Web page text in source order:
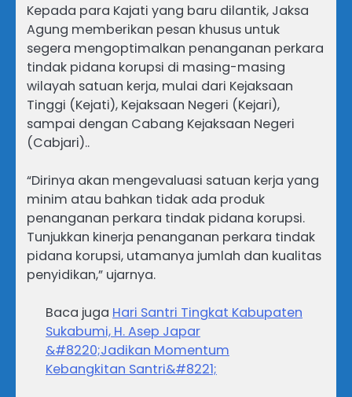
Kepada para Kajati yang baru dilantik, Jaksa
Agung memberikan pesan khusus untuk
segera mengoptimalkan penanganan perkara
tindak pidana korupsi di masing-masing
wilayah satuan kerja, mulai dari Kejaksaan
Tinggi (Kejati), Kejaksaan Negeri (Kejari),
sampai dengan Cabang Kejaksaan Negeri
(Cabjari)..
“Dirinya akan mengevaluasi satuan kerja yang
minim atau bahkan tidak ada produk
penanganan perkara tindak pidana korupsi.
Tunjukkan kinerja penanganan perkara tindak
pidana korupsi, utamanya jumlah dan kualitas
penyidikan,” ujarnya.
Baca juga Hari Santri Tingkat Kabupaten
Sukabumi, H. Asep Japar
&#8220;Jadikan Momentum
Kebangkitan Santri&#8221;